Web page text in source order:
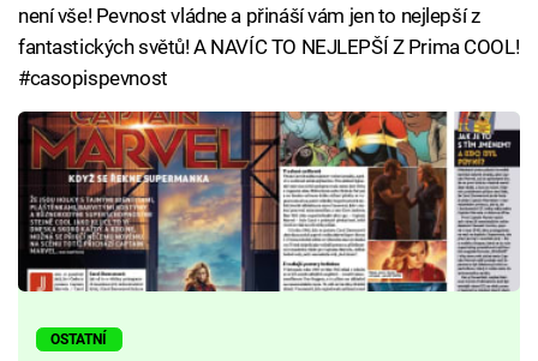
není vše! Pevnost vládne a přináší vám jen to nejlepší z
fantastických světů! A NAVÍC TO NEJLEPŠÍ Z Prima COOL!
#casopispevnost
OSTATNÍ